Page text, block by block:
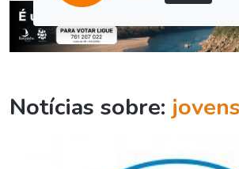
Notícias sobre: jovens